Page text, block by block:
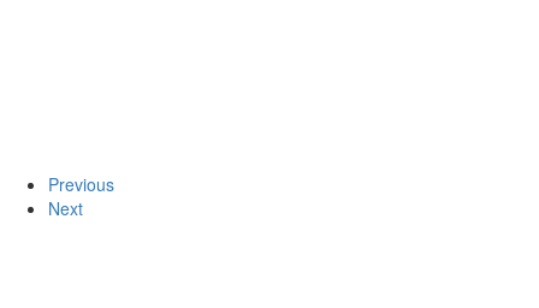
Previous
Next